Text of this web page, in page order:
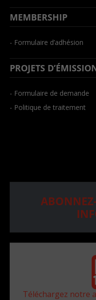
MEMBERSHIP
- Formulaire d’adhésion
PROJETS
- Formulaire de demande
- Politique de traitement
Téléchargez notre